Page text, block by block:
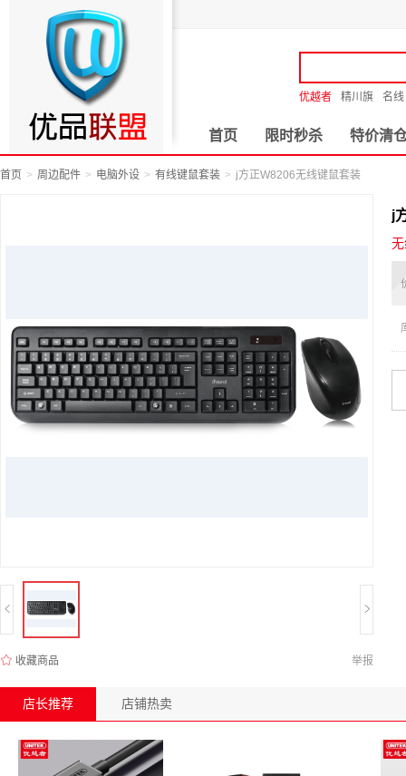
优越者 精川旗 名线
首页 限时秒杀 特价清
首页 周边配件 电脑外设 有线键鼠套装 j方正W8206无线键鼠套装
收藏商品 举报
j
店长推荐 店铺热卖